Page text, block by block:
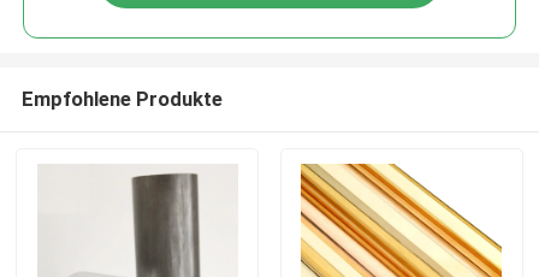
Empfohlene Produkte